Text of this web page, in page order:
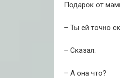
Подарок от
– Ты ей точно
– Сказал.
– А она что?